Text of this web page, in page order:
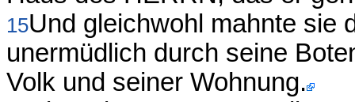
15Und gleichwohl mahnte sie
unermüdlich durch seine
Volk und seiner Wohnung.